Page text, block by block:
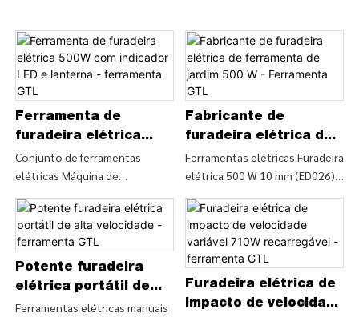
Ferramenta de
furadeira elétrica
500W com indicador
LED e lanterna -
Conjunto de ferramentas
elétricas Máquina de
de impacto manual de 13 mm
(ID0372), Encontre detalhes e
preço sobre Furadeira de
impacto Furadeira elétrica do
Conjunto de ferramentas
elétricas Máquina de
Fabricante de
furadeira elétrica de
ferramenta de jardim
500 W - Ferramenta
Ferramentas elétricas Furadeira
elétrica 500 W 10 mm (ED026),
sobre Furadeira elétrica
Ferramentas elétricas da
Furadeira elétrica 500 W 10 mm
(ED026) - CHINA GTL TOOLS
LIMITED
Potente furadeira
elétrica portátil de
alta velocidade -
Ferramentas elétricas manuais
Furadeira elétrica de
impacto de velocidade